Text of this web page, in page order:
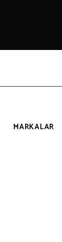
MARKALAR